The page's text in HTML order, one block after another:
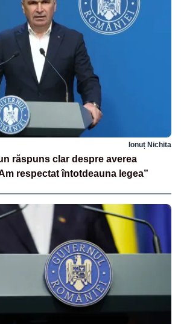
Ionuț Nichita
răspuns clar despre averea
respectat întotdeauna legea”